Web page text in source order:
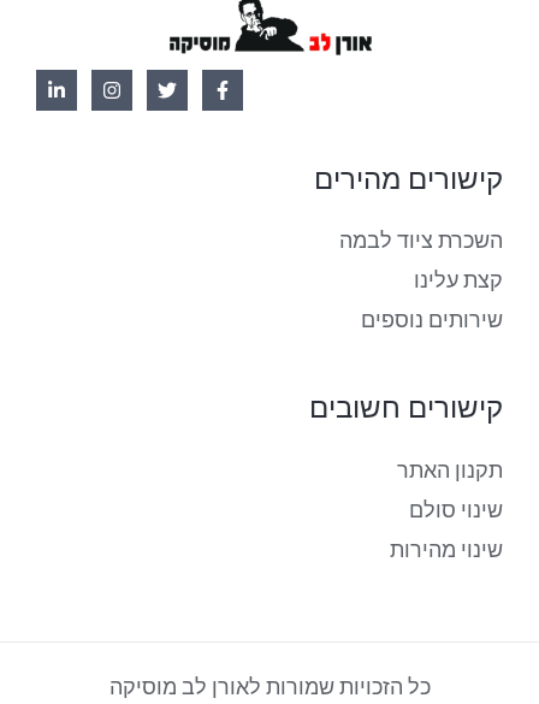
קישורים מהירים
השכרת ציוד לבמה
קצת עלינו
שירותים נוספים
קישורים חשובים
תקנון האתר
שינוי סולם
שינוי מהירות
כל הזכויות שמורות לאורן לב מוסיקה